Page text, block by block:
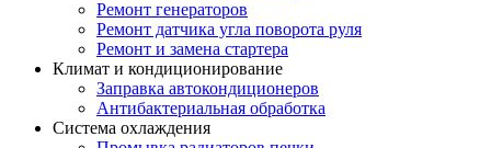
Ремонт генераторов
Ремонт датчика угла поворота руля
Ремонт и замена стартера
Климат и кондиционирование
Заправка автокондиционеров
Антибактериальная обработка
Система охлаждения